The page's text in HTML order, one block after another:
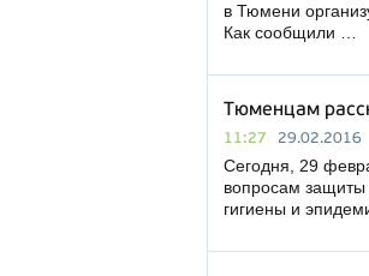
в Тюмени
Как сообщили …
Тюменцам
11:27 29.02.2016
Сегодня, 29
вопросам защиты
гигиены и